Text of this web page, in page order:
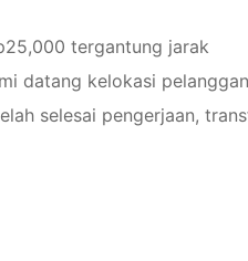
tergantung jarak
datang kelokasi
selesai pengerjaan,